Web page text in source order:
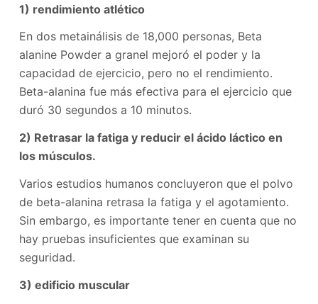
1) rendimiento atlético
En dos metainálisis de 18,000 personas, Beta
alanine Powder a granel mejoró el poder y la
capacidad de ejercicio, pero no el rendimiento.
Beta-alanina fue más efectiva para el ejercicio que
duró 30 segundos a 10 minutos.
2) Retrasar la fatiga y reducir el ácido láctico en
los músculos.
Varios estudios humanos concluyeron que el polvo
de beta-alanina retrasa la fatiga y el agotamiento.
Sin embargo, es importante tener en cuenta que no
hay pruebas insuficientes que examinan su
seguridad.
3) edificio muscular